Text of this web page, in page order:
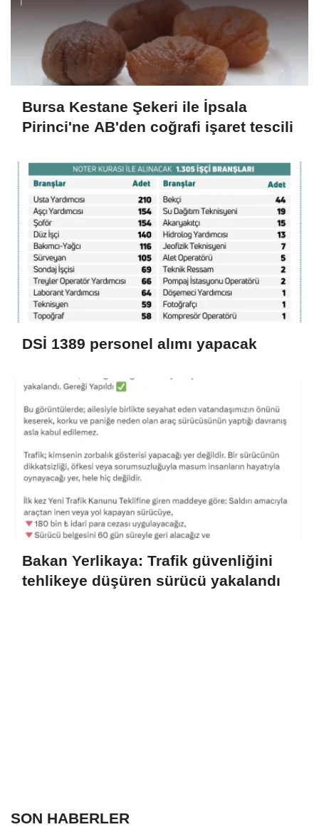
Bursa Kestane Şekeri ile İpsala
Pirinci'ne AB'den coğrafi işaret tescili
DSİ 1389 personel alımı yapacak
Bakan Yerlikaya: Trafik güvenliğini
tehlikeye düşüren sürücü yakalandı
SON HABERLER